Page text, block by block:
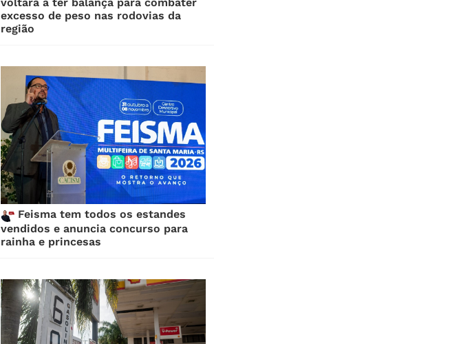
excesso de peso nas rodovias da
região
Feisma tem todos os estandes
vendidos e anuncia concurso para
rainha e princesas